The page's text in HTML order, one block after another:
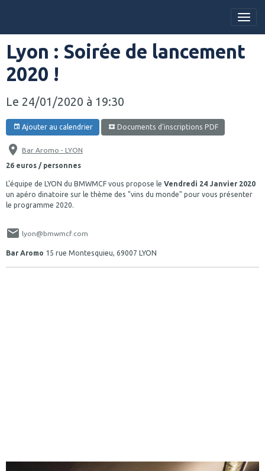
Lyon : Soirée de lancement
2020 !
Le 24/01/2020 à 19:30
Ajouter au calendrier Documents d‘inscriptions PDF
Bar Aromo - LYON
26 euros / personnes
L'équipe de LYON du BMWMCF vous propose le Vendredi 24 Janvier 2020
un apéro dinatoire sur le thème des "vins du monde" pour vous présenter
le programme 2020.
lyon@bmwmcf.com
Bar Aromo 15 rue Montesquieu, 69007 LYON